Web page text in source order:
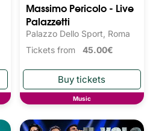
Massimo Pericolo - Live
Palazzetti
Palazzo Dello Sport, Roma
Tickets from 45.00€
Music